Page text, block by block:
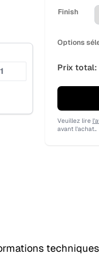
Finish
Options
Prix total:
Veuillez lire
avant l'achat..
techniques